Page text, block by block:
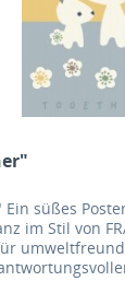
Ein süßes
im Stil von